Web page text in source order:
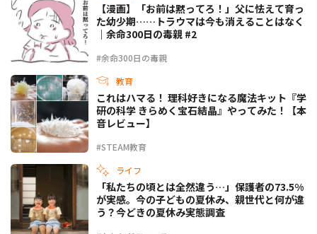
#余命300日の毒親
【漫画】「お前は黙ってろ！」父に怯えて育っ
た幼少期……トラウマは今も消えることはなく
｜余命300日の毒親 #2
教育
#STEAM教育
これはハマる！ 理科好きになる魔法キット『学
研の科学 きらめく宝石結晶』やってみた！【本
音レビュー】
ライフ
「私たちの頃とは全然違う…」保護者の73.5%
が実感。今の子どもの夏休み、親世代と何が違
う？今どきの夏休み実態調査